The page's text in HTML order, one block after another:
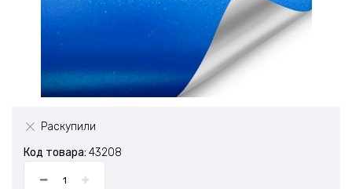
Раскупили
Код товара: 43208